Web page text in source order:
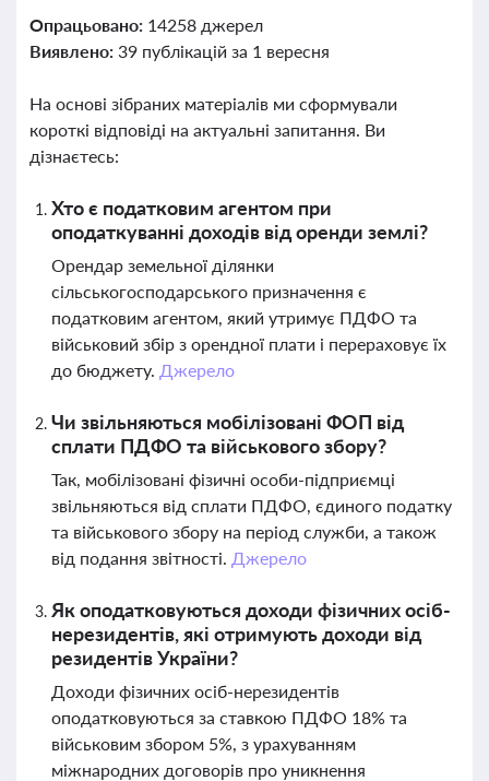
Опрацьовано: 14258 джерел
Виявлено: 39 публікацій за 1 вересня
На основі зібраних матеріалів ми сформували
короткі відповіді на актуальні запитання. Ви
дізнаєтесь:
Хто є податковим агентом при
оподаткуванні доходів від оренди землі?
Орендар земельної ділянки
сільськогосподарського призначення є
податковим агентом, який утримує ПДФО та
військовий збір з орендної плати і перераховує їх
до бюджету. Джерело
Чи звільняються мобілізовані ФОП від
сплати ПДФО та військового збору?
Так, мобілізовані фізичні особи-підприємці
звільняються від сплати ПДФО, єдиного податку
та військового збору на період служби, а також
від подання звітності. Джерело
Як оподатковуються доходи фізичних осіб-
нерезидентів, які отримують доходи від
резидентів України?
Доходи фізичних осіб-нерезидентів
оподатковуються за ставкою ПДФО 18% та
військовим збором 5%, з урахуванням
міжнародних договорів про уникнення